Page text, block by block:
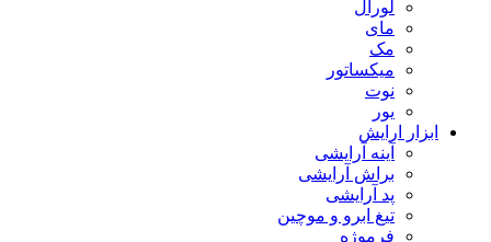
لورآل
مای
مک
میکساتور
نوت
یور
ابزار ارایش
آینه آرایشی
براش آرایشی
پد آرایشی
تیغ ابرو و موچین
فرموژه